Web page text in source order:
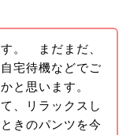
。 まだまだ、
宅待機などでご
かと思います。
、リラックスし
きのパンツを今